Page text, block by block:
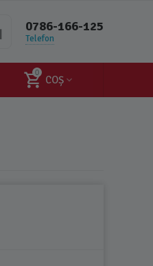
0786-166-125
Telefon
0
COȘ